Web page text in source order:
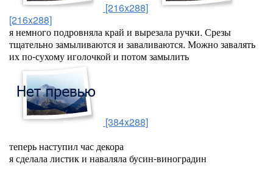
[216x288]
[216x288]
я немного подровняла край и вырезала ручки. Срезы
тщательно замыливаются и заваливаются. Можно завалять
их по-сухому иголочкой и потом замылить
[384x288]
теперь наступил час декора
я сделала листик и наваляла бусин-виноградин